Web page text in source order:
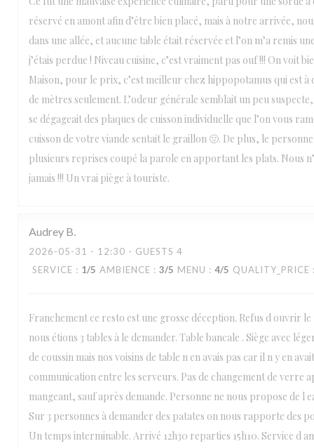
réservé en amont afin d’être bien placé, mais à notre arrivée,
dans une allée, et aucune table était réservée et l’on m’a remis
j’étais perdue ! Niveau cuisine, c’est vraiment pas ouf !!! On voit
Maison, pour le prix, c’est meilleur chez hippopotamus qui est à
de mètres seulement. L’odeur générale semblait un peu
se dégageait des plaques de cuisson individuelle que l’on vous
cuisson de votre viande sentait le graillon 🤢. De plus, le
plusieurs reprises coupé la parole en apportant les plats. Nous
jamais !!! Un vrai piège à touriste.
Audrey B
2026-05-31 - 12:30 - GUESTS 4
SERVICE : 1/5 AMBIENCE : 3/5 MENU : 4/5 QUALITY_PRICE
Franchement ce resto est une grosse déception. Refus d ouvrir
nous étions 3 tables à le demander. Table bancale . Siège avec
de coussin mais nos voisins de table n en avais pas car il n y en
communication entre les serveurs. Pas de changement de verre
mangeant, sauf après demande. Personne ne nous propose de l
Sur 3 personnes à demander des patates on nous rapporte des
Un temps interminable. Arrivé 12h30 reparties 15h10. Service d